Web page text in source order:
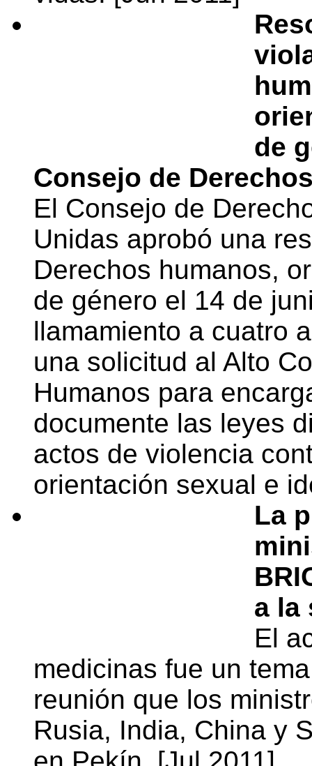
de
Consejo de
El Consejo de
Unidas aprobó una
Derechos humanos,
de género el 14 de
llamamiento a cuatro
una solicitud al Alto
Humanos para
documente las leyes
actos de violencia
orientación sexual e
La
a la
El
medicinas fue un
reunión que los
Rusia, India, China y